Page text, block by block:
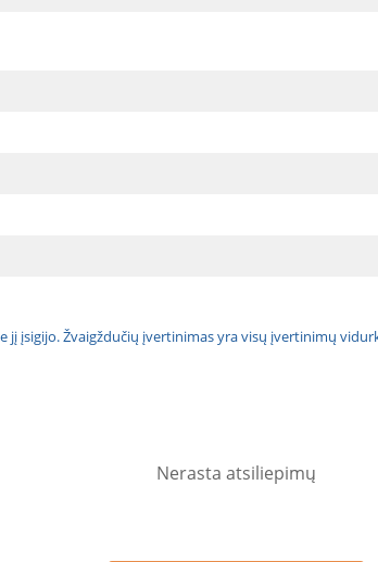
jį įsigijo. Žvaigždučių įvertinimas yra visų įvertinimų
Nerasta atsiliepimų